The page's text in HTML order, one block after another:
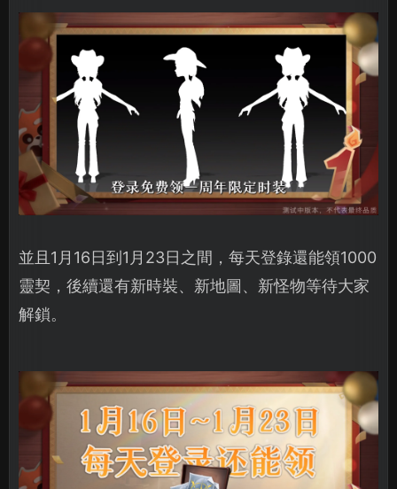
並且1月16日到1月23日之間，每天登錄還能領1000
靈契，後續還有新時裝、新地圖、新怪物等待大家
解鎖。